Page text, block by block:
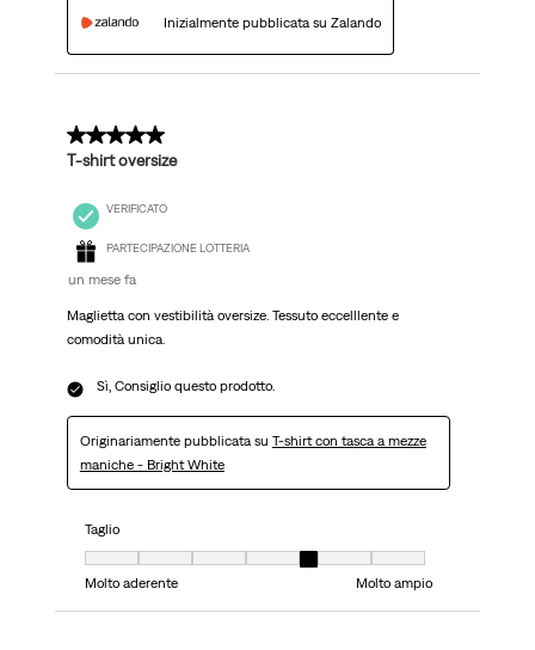
Inizialmente pubblicata su Zalando
5 su 5 stelle.
T-shirt oversize
VERIFICATO
PARTECIPAZIONE LOTTERIA
un mese fa
Maglietta con vestibilità oversize. Tessuto eccelllente e
comodità unica.
Sì, Consiglio questo prodotto.
Originariamente pubblicata su T-shirt con tasca a mezze
maniche - Bright White
Taglio
Molto aderente
Molto ampio